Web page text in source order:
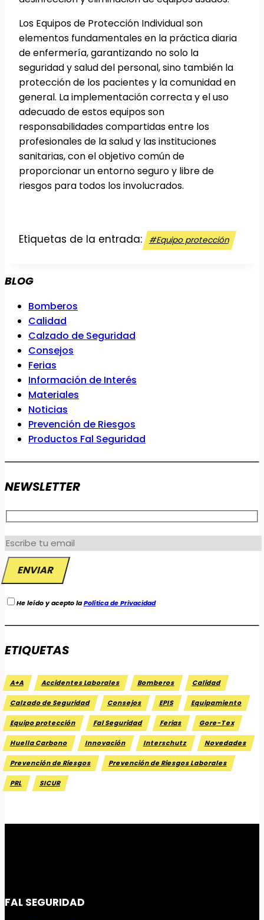
Los Equipos de Protección Individual son
elementos fundamentales en la práctica diaria
de enfermería, garantizando no solo la
seguridad y salud del personal, sino también la
protección de los pacientes y la comunidad en
general. La implementación correcta y el uso
adecuado de estos equipos son
responsabilidades compartidas entre los
profesionales de la salud y las instituciones
sanitarias, con el objetivo común de
proporcionar un entorno seguro y libre de
riesgos para todos los involucrados.
Etiquetas de la entrada: #Equipo protección
BLOG
Bomberos
Calidad
Calzado de Seguridad
Consejos
Ferias
Información de Interés
Materiales
Noticias
Prevención de Riesgos
Productos Fal Seguridad
NEWSLETTER
He leído y acepto laPolítica de Privacidad
ETIQUETAS
A+A Accidentes Laborales Bomberos Calidad
Calzado de Seguridad Consejos EPIS Equipamiento
Equipo protección Fal Seguridad Ferias Gore-Tex
Huella Carbono Innovación Interschutz Novedades
Prevención de Riesgos Prevención de Riesgos Laborales
PRL SICUR
FAL SEGURIDAD